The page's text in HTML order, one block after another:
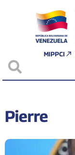
MIPPCI
Pierre